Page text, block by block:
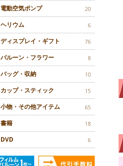
電動空気ポンプ 20
ヘリウム 6
ディスプレイ・ギフト 76
バルーン・フラワー 8
バッグ・収納 10
カップ・スティック 15
小物・その他アイテム 65
書籍 18
DVD 6